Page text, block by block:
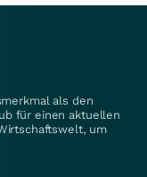
als den
für einen aktuellen
um